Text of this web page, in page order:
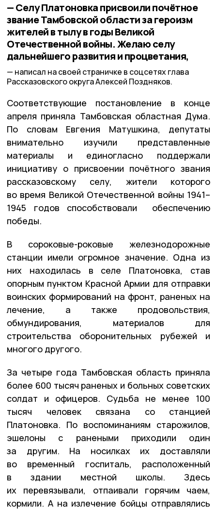
— Селу Платоновка присвоили почётное
звание Тамбовской области за героизм
жителей в тылу в годы Великой
Отечественной войны. Желаю селу
дальнейшего развития и процветания,
написал на своей страничке в соцсетях глава
Рассказовского округа Алексей Поздняков.
Соответствующие постановление в конце
апреля приняла Тамбовская областная Дума.
По словам Евгения Матушкина, депутаты
внимательно изучили представленные
материалы и единогласно поддержали
инициативу о присвоении почётного звания
рассказовскому селу, жители которого
во время Великой Отечественной войны 1941–
1945 годов способствовали обеспечению
победы.
В сороковые-роковые железнодорожные
станции имели огромное значение. Одна из
них находилась в селе Платоновка, став
опорным пунктом Красной Армии для отправки
воинских формирований на фронт, раненых на
лечение, а также продовольствия,
обмундирования, материалов для
строительства оборонительных рубежей и
многого другого.
За четыре года Тамбовская область приняла
более 600 тысяч раненых и больных советских
солдат и офицеров. Судьба не менее 100
тысяч человек связана со станцией
Платоновка. По воспоминаниям старожилов,
эшелоны с ранеными приходили один
за другим. На носилках их доставляли
во временный госпиталь, расположенный
в здании местной школы. Здесь
их перевязывали, отпаивали горячим чаем,
кормили. А на излечение бойцы отправлялись